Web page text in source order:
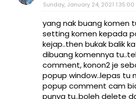
Sunday, January 24, 2021 1:35:00
yang nak buang komen
setting komen kepada
kejap..then bukak balik
dibuang komennya
comment, konon2 je
popup window..lepas tu
popup comment cam
punya tu..boleh delete